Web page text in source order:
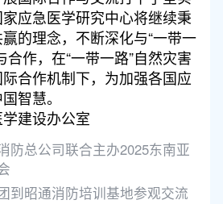
应急医学研究中心将继续秉
的理念，不断深化与“一带一
合作，在“一带一路”自然灾害
合作机制下，为加强各国应
智慧。
建设办公室
防总公司联合主办2025东南亚
到昭通消防培训基地参观交流